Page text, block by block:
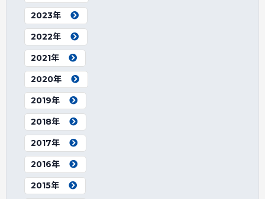
2023年
2022年
2021年
2020年
2019年
2018年
2017年
2016年
2015年